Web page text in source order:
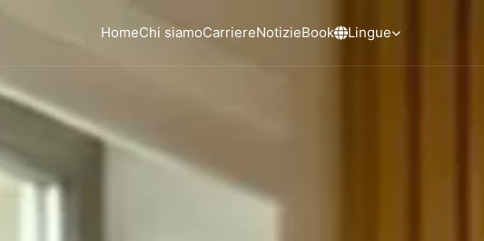
HomeChi siamoCarriereNotizieBook Lingue